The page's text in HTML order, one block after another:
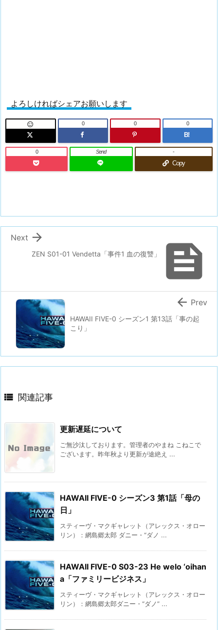
よろしければシェアお願いします
 0 0
B!
0
0 Send
Copy
-

ZEN S01-01 Vendetta「事件1 血の復讐」

Next
HAWAII FIVE-0 シーズン1 第13話「事の起
こり」
 Prev
 関連記事
更新遅延について
ご無沙汰しております。管理者のやまね こねこで
ございます。昨年秋より更新が途絶え ...
HAWAII FIVE-0 シーズン3 第1話「母の
日」
スティーヴ・マクギャレット（アレックス・オロー
リン）：網島郷太郎 ダニー・“ダノ ...
HAWAII FIVE-0 S03-23 He welo ‘oihan
a「ファミリービジネス」
スティーヴ・マクギャレット（アレックス・オロー
リン）：網島郷太郎ダニー・“ダノ” ...